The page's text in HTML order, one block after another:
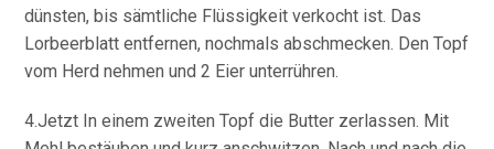
dünsten, bis sämtliche Flüssigkeit verkocht ist. Das
Lorbeerblatt entfernen, nochmals abschmecken. Den Topf
vom Herd nehmen und 2 Eier unterrühren.
4.Jetzt In einem zweiten Topf die Butter zerlassen. Mit